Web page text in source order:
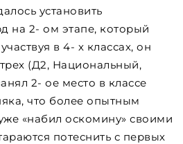
установить
на 2- ом этапе, который
в 4- х классах, он
(Д2, Национальный,
2- ое место в классе
что более опытным
«набил оскомину» своими
потеснить с первых